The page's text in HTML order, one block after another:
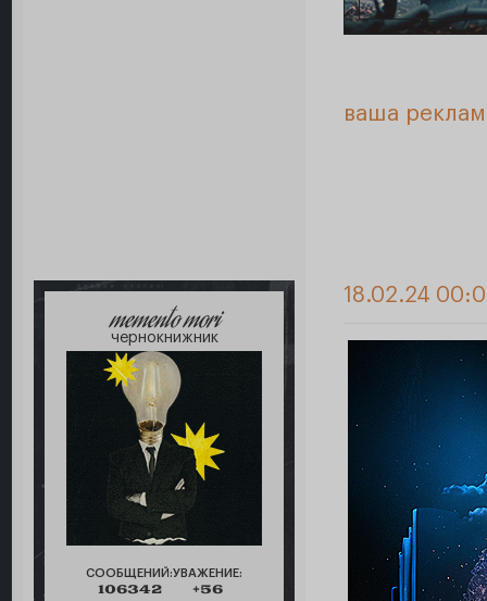
ваша
memento mori
чернокнижник
СООБЩЕНИЙ:
106342
УВАЖЕНИЕ:
+56
18.02.24